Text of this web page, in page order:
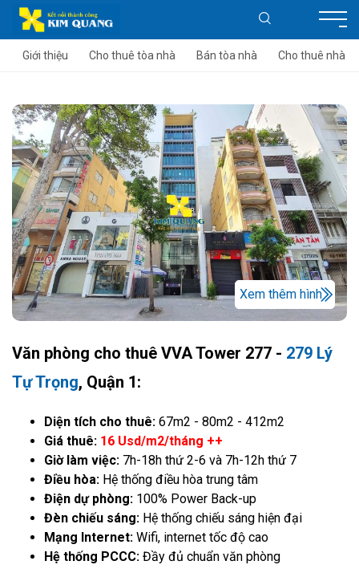
Giới thiệu Cho thuê tòa nhà Bán tòa nhà Cho thuê nhà
Xem thêm hình
Văn phòng cho thuê VVA Tower 277 - 279 Lý
Tự Trọng, Quận 1:
Diện tích cho thuê: 67m2 - 80m2 - 412m2
Giá thuê: 16 Usd/m2/tháng ++
Giờ làm việc: 7h-18h thứ 2-6 và 7h-12h thứ 7
Điều hòa: Hệ thống điều hòa trung tâm
Điện dự phòng: 100% Power Back-up
Đèn chiếu sáng: Hệ thống chiếu sáng hiện đại
Mạng Internet: Wifi, internet tốc độ cao
Hệ thống PCCC: Đầy đủ chuẩn văn phòng